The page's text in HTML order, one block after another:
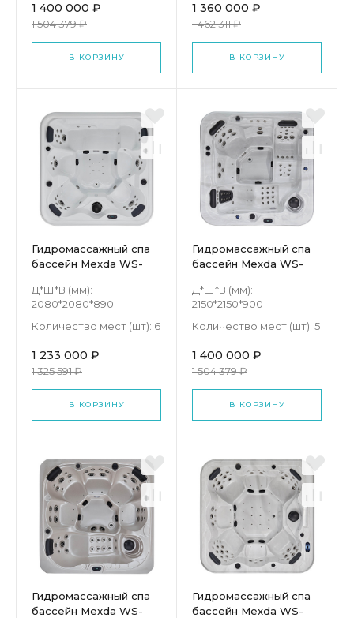
1 400 000 ₽
1 504 379 ₽
В КОРЗИНУ
1 360 000 ₽
1 462 311 ₽
В КОРЗИНУ
Гидромассажный спа
бассейн Mexda WS-
Д*Ш*В (мм):
2080*2080*890
Количество мест (шт): 6
1 233 000 ₽
1 325 591 ₽
В КОРЗИНУ
Гидромассажный спа
бассейн Mexda WS-
Д*Ш*В (мм):
2150*2150*900
Количество мест (шт): 5
1 400 000 ₽
1 504 379 ₽
В КОРЗИНУ
Гидромассажный спа
бассейн Mexda WS-
Гидромассажный спа
бассейн Mexda WS-